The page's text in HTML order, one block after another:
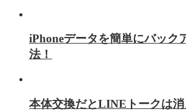
iPhoneデータを簡単にバック
法！
本体交換だとLINEトークは消